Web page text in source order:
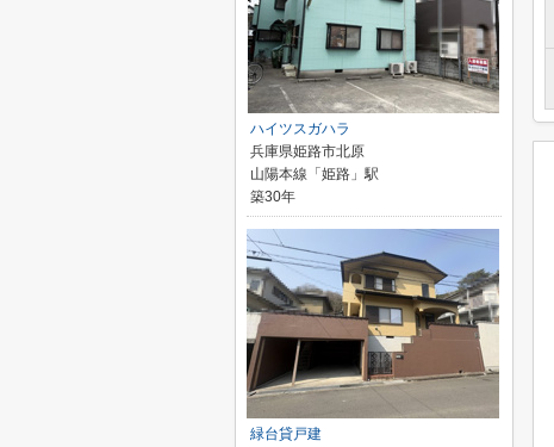
ハイツスガハラ
兵庫県姫路市北原
山陽本線「姫路」駅
築30年
緑台貸戸建